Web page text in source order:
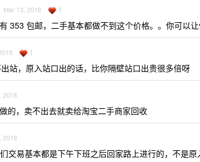
Mar 13, 2018 1
353 包邮，二手基本都做不到这个价格。。你可以
1
站，原入站口出的话，比你隔壁站口出贵很多倍呀
2018
的，卖不出去就卖给淘宝二手商家回收
2018
交易基本都是下午下班之后回家路上进行的，不是原